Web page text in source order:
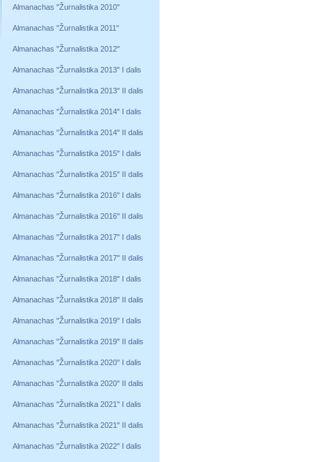
Almanachas "Žurnalistika 2010"
Almanachas "Žurnalistika 2011"
Almanachas "Žurnalistika 2012"
Almanachas "Žurnalistika 2013" I dalis
Almanachas "Žurnalistika 2013" II dalis
Almanachas "Žurnalistika 2014" I dalis
Almanachas "Žurnalistika 2014" II dalis
Almanachas "Žurnalistika 2015" I dalis
Almanachas "Žurnalistika 2015" II dalis
Almanachas "Žurnalistika 2016" I dalis
Almanachas "Žurnalistika 2016" II dalis
Almanachas "Žurnalistika 2017" I dalis
Almanachas "Žurnalistika 2017" II dalis
Almanachas "Žurnalistika 2018" I dalis
Almanachas "Žurnalistika 2018" II dalis
Almanachas "Žurnalistika 2019" I dalis
Almanachas "Žurnalistika 2019" II dalis
Almanachas "Žurnalistika 2020" I dalis
Almanachas "Žurnalistika 2020" II dalis
Almanachas "Žurnalistika 2021" I dalis
Almanachas "Žurnalistika 2021" II dalis
Almanachas "Žurnalistika 2022" I dalis